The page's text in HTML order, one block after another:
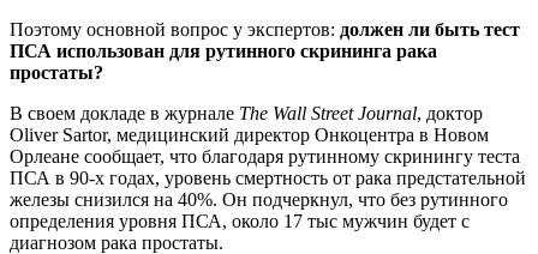
Поэтому основной вопрос у экспертов: должен ли быть тест
ПСА использован для рутинного скрининга рака
простаты?
В своем докладе в журнале The Wall Street Journal, доктор
Oliver Sartor, медицинский директор Онкоцентра в Новом
Орлеане сообщает, что благодаря рутинному скринингу теста
ПСА в 90-х годах, уровень смертность от рака предстательной
железы снизился на 40%. Он подчеркнул, что без рутинного
определения уровня ПСА, около 17 тыс мужчин будет с
диагнозом рака простаты.